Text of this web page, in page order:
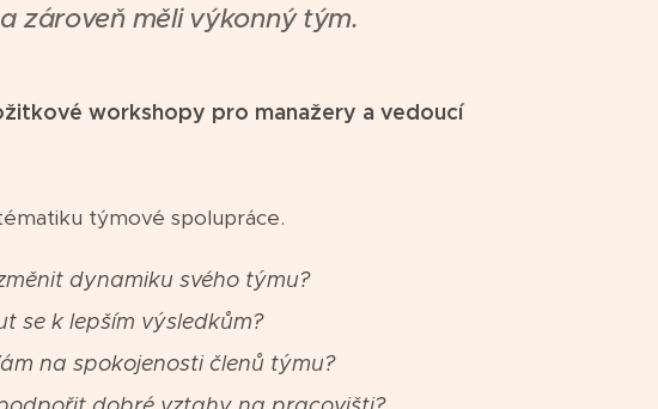
zároveň měli výkonný tým.
workshopy pro manažery a vedoucí
týmové spolupráce.
dynamiku svého týmu?
se k lepším výsledkům?
na spokojenosti členů týmu?